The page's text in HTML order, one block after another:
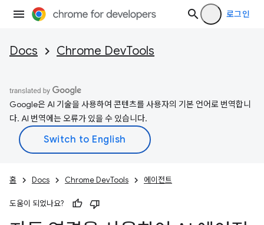
로그인
Docs Chrome DevTools
Google은 AI 기술을 사용하여 콘텐츠를 사용자의 기본 언어로 번역합니
다. AI 번역에는 오류가 있을 수 있습니다.
홈 Docs Chrome DevTools 에이전트
도움이 되었나요?